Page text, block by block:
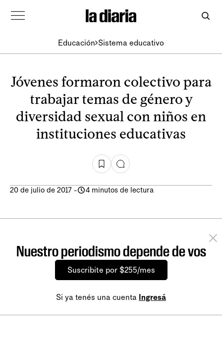
Educación Sistema educativo
Jóvenes formaron colectivo para
trabajar temas de género y
diversidad sexual con niños en
instituciones educativas
20 de julio de 2017 - 4 minutos de lectura
Nuestro periodismo depende de vos
Suscribite por $255/mes
Si ya tenés una cuenta Ingresá